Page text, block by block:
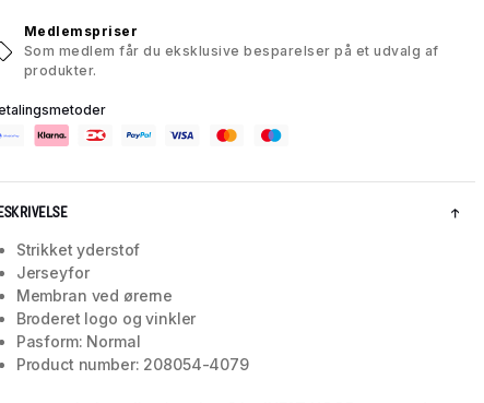
Medlemspriser
Som medlem får du eksklusive besparelser på et udvalg af
produkter.
Strikket yderstof
Jerseyfor
Membran ved ørerne
Broderet logo og vinkler
Pasform: Normal
Product number: 208054-4079